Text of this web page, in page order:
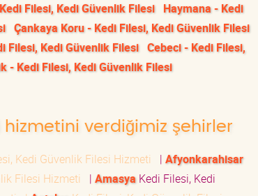
Filesi, Kedi Güvenlik Filesi Haymana - Kedi
Çankaya Koru - Kedi Filesi, Kedi Güvenlik Filesi
Filesi, Kedi Güvenlik Filesi Cebeci - Kedi Filesi,
- Kedi Filesi, Kedi Güvenlik Filesi
hizmetini verdiğimiz şehirler
Kedi Güvenlik Filesi Hizmeti | Afyonkarahisar
Filesi Hizmeti | Amasya Kedi Filesi, Kedi